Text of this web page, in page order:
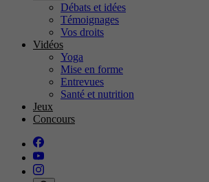
Débats et idées
Témoignages
Vos droits
Vidéos
Yoga
Mise en forme
Entrevues
Santé et nutrition
Jeux
Concours